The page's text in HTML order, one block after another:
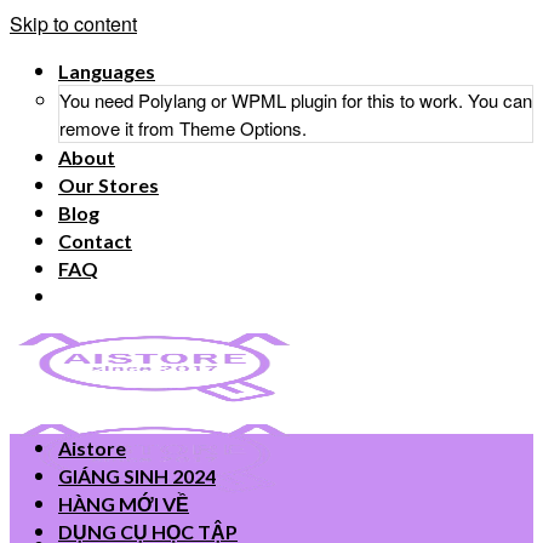
Skip to content
Languages
You need Polylang or WPML plugin for this to work. You can
remove it from Theme Options.
About
Our Stores
Blog
Contact
FAQ
Aistore
GIÁNG SINH 2024
HÀNG MỚI VỀ
DỤNG CỤ HỌC TẬP